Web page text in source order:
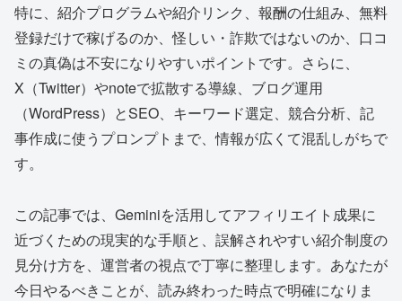
特に、紹介プログラムや紹介リンク、報酬の仕組み、無料
登録だけで稼げるのか、怪しい・詐欺ではないのか、口コ
ミの真偽は不安になりやすいポイントです。さらに、
X（Twitter）やnoteで拡散する導線、ブログ運用
（WordPress）とSEO、キーワード選定、競合分析、記
事作成に使うプロンプトまで、情報が広くて混乱しがちで
す。
この記事では、Geminiを活用してアフィリエイト成果に
近づくための現実的な手順と、誤解されやすい紹介制度の
見分け方を、運営者の視点で丁寧に整理します。あなたが
今日やるべきことが、読み終わった時点で明確になりま